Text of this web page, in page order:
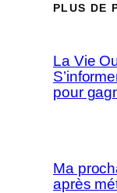
PLUS DE
La Vie
pour
Ma
après